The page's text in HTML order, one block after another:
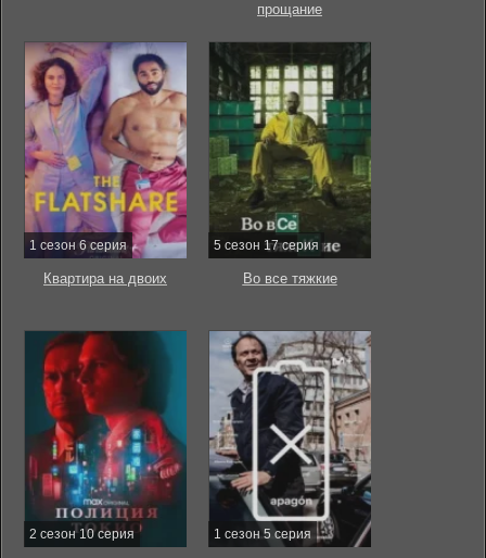
прощание
1 сезон 6 серия
Квартира на двоих
5 сезон 17 серия
Во все тяжкие
2 сезон 10 серия 1 сезон 5 серия